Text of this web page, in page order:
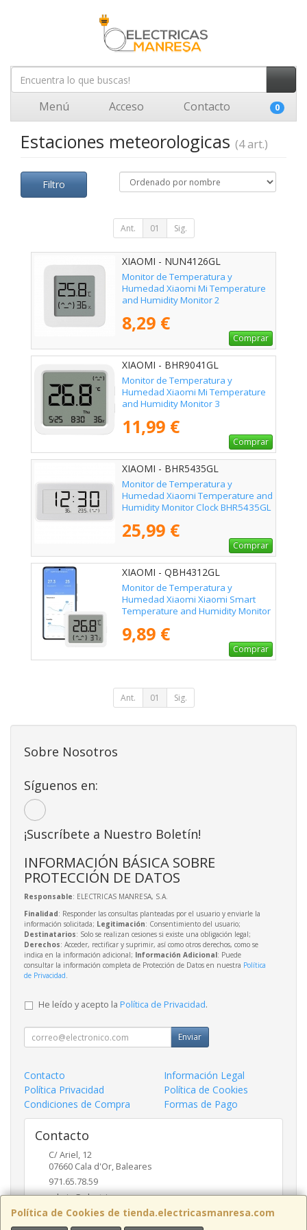
Menú Acceso Contacto 0
Estaciones meteorologicas (4 art.)
Filtro
Ant. 01 Sig.
XIAOMI - NUN4126GL
Monitor de Temperatura y
Humedad Xiaomi Mi Temperature
and Humidity Monitor 2
8,29 €
Comprar
XIAOMI - BHR9041GL
Monitor de Temperatura y
Humedad Xiaomi Mi Temperature
and Humidity Monitor 3
11,99 €
Comprar
XIAOMI - BHR5435GL
Monitor de Temperatura y
Humedad Xiaomi Temperature and
Humidity Monitor Clock BHR5435GL
25,99 €
Comprar
XIAOMI - QBH4312GL
Monitor de Temperatura y
Humedad Xiaomi Xiaomi Smart
Temperature and Humidity Monitor
9,89 €
Comprar
Ant. 01 Sig.
Política de Cookies de tienda.electricasmanresa.com
Sobre Nosotros
Síguenos en:
¡Suscríbete a Nuestro Boletín!
INFORMACIÓN BÁSICA SOBRE
PROTECCIÓN DE DATOS
Responsable: ELECTRICAS MANRESA, S.A.
Finalidad: Responder las consultas planteadas por el usuario y enviarle la
información solicitada; Legitimación: Consentimiento del usuario;
Destinatarios: Solo se realizan cesiones si existe una obligación legal;
Derechos: Acceder, rectificar y suprimir, así como otros derechos, como se
indica en la información adicional; Información Adicional: Puede
consultar la información completa de Protección de Datos en nuestra Política
de Privacidad.
He leído y acepto la Política de Privacidad.
Enviar
Contacto
Información Legal
Política Privacidad
Política de Cookies
Condiciones de Compra
Formas de Pago
Contacto
C/ Ariel, 12
07660 Cala d'Or, Baleares
971.65.78.59
admin@electricasmanresa.com